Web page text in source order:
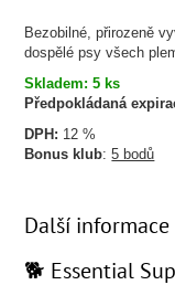
Bezobilné, přirozeně
dospělé psy všech
Skladem: 5 ks
Předpokládaná
DPH: 12 %
Bonus klub:5 bodů
Další informace
🐕 Essential